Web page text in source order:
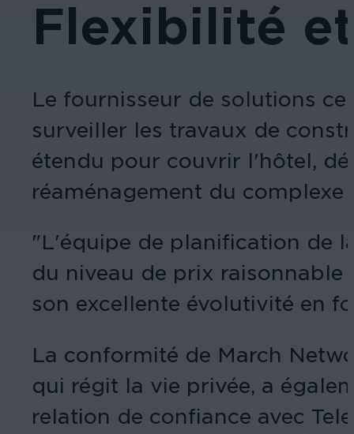
Flexibilité
Le fournisseur de solutions
surveiller les travaux de
étendu pour couvrir l'hôtel,
réaménagement du
"L'équipe de planification de
du niveau de prix raisonnable
son excellente évolutivité en
La conformité de March
qui régit la vie privée, a
relation de confiance avec